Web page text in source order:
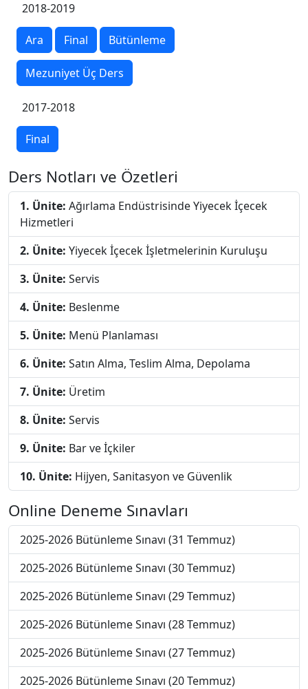
2018-2019
Ara Final Bütünleme
Mezuniyet Üç Ders
2017-2018
Final
Ders Notları ve Özetleri
1. Ünite: Ağırlama Endüstrisinde Yiyecek İçecek
Hizmetleri
2. Ünite: Yiyecek İçecek İşletmelerinin Kuruluşu
3. Ünite: Servis
4. Ünite: Beslenme
5. Ünite: Menü Planlaması
6. Ünite: Satın Alma, Teslim Alma, Depolama
7. Ünite: Üretim
8. Ünite: Servis
9. Ünite: Bar ve İçkiler
10. Ünite: Hijyen, Sanitasyon ve Güvenlik
Online Deneme Sınavları
2025-2026 Bütünleme Sınavı (31 Temmuz)
2025-2026 Bütünleme Sınavı (30 Temmuz)
2025-2026 Bütünleme Sınavı (29 Temmuz)
2025-2026 Bütünleme Sınavı (28 Temmuz)
2025-2026 Bütünleme Sınavı (27 Temmuz)
2025-2026 Bütünleme Sınavı (20 Temmuz)